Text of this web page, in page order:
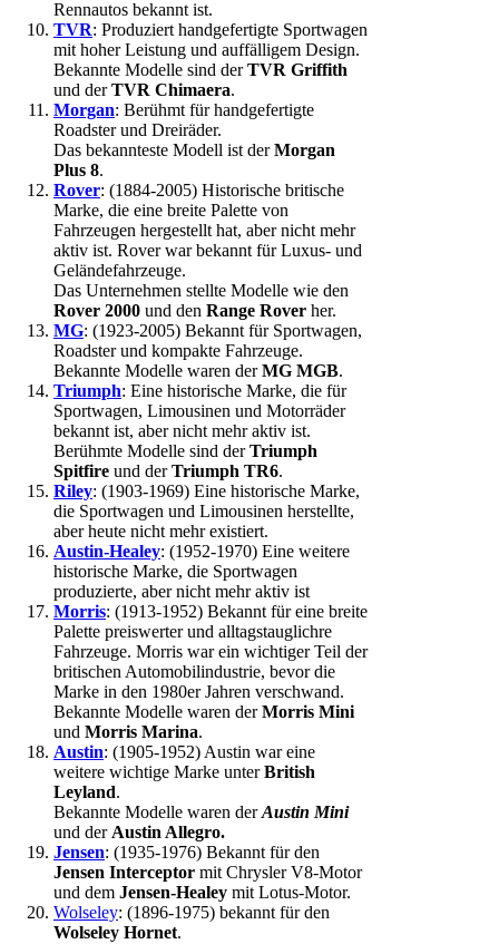
Rennautos bekannt ist.
TVR: Produziert handgefertigte Sportwagen
mit hoher Leistung und auffälligem Design.
Bekannte Modelle sind derTVR Griffith
und derTVR Chimaera.
Morgan: Berühmt für handgefertigte
Roadster und Dreiräder.
Das bekannteste Modell ist derMorgan
Plus 8.
Rover: (1884-2005) Historische britische
Marke, die eine breite Palette von
Fahrzeugen hergestellt hat, aber nicht mehr
aktiv ist. Rover war bekannt für Luxus- und
Geländefahrzeuge.
Das Unternehmen stellte Modelle wie den
Rover 2000 und den Range Rover her.
MG: (1923-2005) Bekannt für Sportwagen,
Roadster und kompakte Fahrzeuge.
Bekannte Modelle waren derMG MGB.
Triumph: Eine historische Marke, die für
Sportwagen, Limousinen und Motorräder
bekannt ist, aber nicht mehr aktiv ist.
Berühmte Modelle sind derTriumph
Spitfire und derTriumph TR6.
Riley: (1903-1969) Eine historische Marke,
die Sportwagen und Limousinen herstellte,
aber heute nicht mehr existiert.
Austin-Healey: (1952-1970) Eine weitere
historische Marke, die Sportwagen
produzierte, aber nicht mehr aktiv ist
Morris: (1913-1952) Bekannt für eine breite
Palette preiswerter und alltagstauglichre
Fahrzeuge. Morris war ein wichtiger Teil der
britischen Automobilindustrie, bevor die
Marke in den 1980er Jahren verschwand.
Bekannte Modelle waren derMorris Mini
und Morris Marina.
Austin: (1905-1952) Austin war eine
weitere wichtige Marke unterBritish
Leyland.
Bekannte Modelle waren derAustin Mini
und der Austin Allegro.
Jensen: (1935-1976) Bekannt für den
Jensen Interceptor mit Chrysler V8-Motor
und dem Jensen-Healey mit Lotus-Motor.
Wolseley: (1896-1975) bekannt für den
Wolseley Hornet.